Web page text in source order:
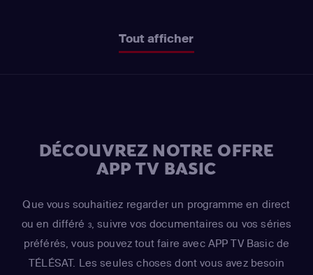
Tout afficher
DÉCOUVREZ NOTRE OFFRE
APP TV BASIC
Que vous souhaitiez regarder un programme en direct
ou en différé 3, suivre vos documentaires ou vos séries
préférés, vous pouvez tout faire avec APP TV Basic de
TÉLÉSAT. Les seules choses dont vous avez besoin